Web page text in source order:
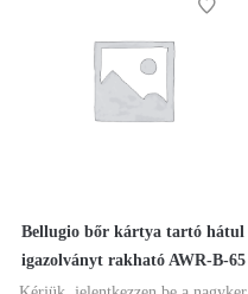
Bellugio bőr kártya tartó hátul
igazolványt rakható AWR-B-65